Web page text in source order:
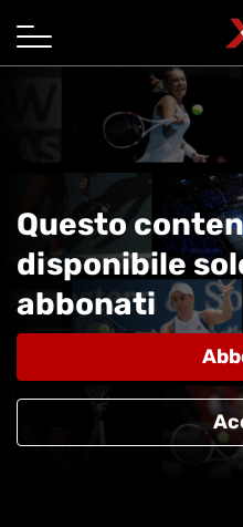
Questo
disponibile
abbonati